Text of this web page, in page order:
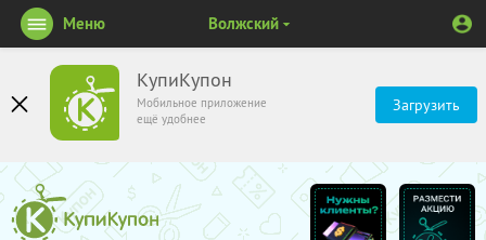
КупиКупон
Мобильное приложение
ещё удобнее
Загрузить
Меню Волжский